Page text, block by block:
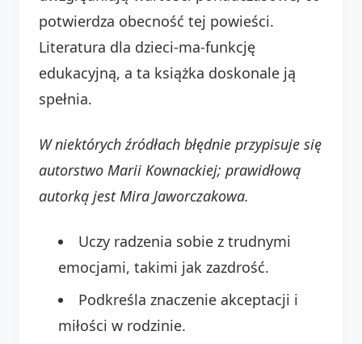
potwierdza obecność tej powieści.
Literatura dla dzieci-ma-funkcję
edukacyjną, a ta książka doskonale ją
spełnia.
W niektórych źródłach błędnie przypisuje się
autorstwo Marii Kownackiej; prawidłową
autorką jest Mira Jaworczakowa.
Uczy radzenia sobie z trudnymi
emocjami, takimi jak zazdrość.
Podkreśla znaczenie akceptacji i
miłości w rodzinie.